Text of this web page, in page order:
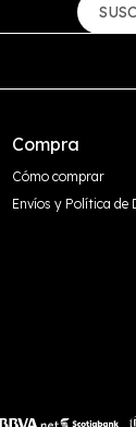
Compra
Cómo comprar
Envíos y Política de